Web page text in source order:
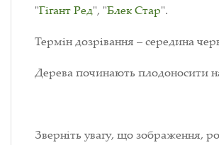
"Гігант Ред", "Блек Стар".
Термін дозрівання – середина
Дерева починають плодоносити
Зверніть увагу, що зображення,